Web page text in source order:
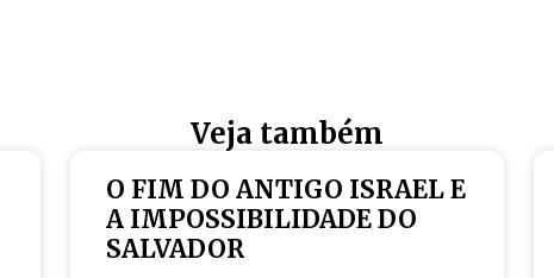
Veja também
O FIM DO ANTIGO ISRAEL E
A IMPOSSIBILIDADE DO
SALVADOR